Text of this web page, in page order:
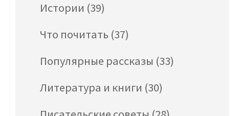
Истории (39)
Что почитать (37)
Популярные рассказы (33)
Литература и книги (30)